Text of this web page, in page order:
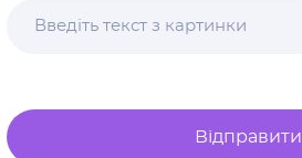
Відправити